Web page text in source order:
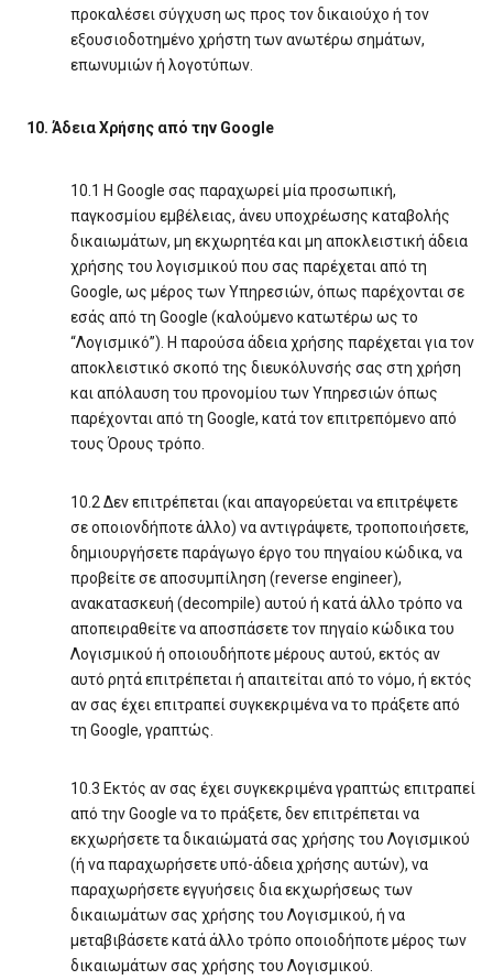
προκαλέσει σύγχυση ως προς τον δικαιούχο ή τον
εξουσιοδοτημένο χρήστη των ανωτέρω σημάτων,
επωνυμιών ή λογοτύπων.
10. Άδεια Χρήσης από την Google
10.1 Η Google σας παραχωρεί μία προσωπική,
παγκοσμίου εμβέλειας, άνευ υποχρέωσης καταβολής
δικαιωμάτων, μη εκχωρητέα και μη αποκλειστική άδεια
χρήσης του λογισμικού που σας παρέχεται από τη
Google, ως μέρος των Υπηρεσιών, όπως παρέχονται σε
εσάς από τη Google (καλούμενο κατωτέρω ως το
“Λογισμικό”). Η παρούσα άδεια χρήσης παρέχεται για τον
αποκλειστικό σκοπό της διευκόλυνσής σας στη χρήση
και απόλαυση του προνομίου των Υπηρεσιών όπως
παρέχονται από τη Google, κατά τον επιτρεπόμενο από
τους Όρους τρόπο.
10.2 Δεν επιτρέπεται (και απαγορεύεται να επιτρέψετε
σε οποιονδήποτε άλλο) να αντιγράψετε, τροποποιήσετε,
δημιουργήσετε παράγωγο έργο του πηγαίου κώδικα, να
προβείτε σε αποσυμπίληση (reverse engineer),
ανακατασκευή (decompile) αυτού ή κατά άλλο τρόπο να
αποπειραθείτε να αποσπάσετε τον πηγαίο κώδικα του
Λογισμικού ή οποιουδήποτε μέρους αυτού, εκτός αν
αυτό ρητά επιτρέπεται ή απαιτείται από το νόμο, ή εκτός
αν σας έχει επιτραπεί συγκεκριμένα να το πράξετε από
τη Google, γραπτώς.
10.3 Εκτός αν σας έχει συγκεκριμένα γραπτώς επιτραπεί
από την Google να το πράξετε, δεν επιτρέπεται να
εκχωρήσετε τα δικαιώματά σας χρήσης του Λογισμικού
(ή να παραχωρήσετε υπό-άδεια χρήσης αυτών), να
παραχωρήσετε εγγυήσεις δια εκχωρήσεως των
δικαιωμάτων σας χρήσης του Λογισμικού, ή να
μεταβιβάσετε κατά άλλο τρόπο οποιοδήποτε μέρος των
δικαιωμάτων σας χρήσης του Λογισμικού.